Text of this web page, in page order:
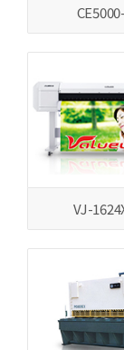
VJ-